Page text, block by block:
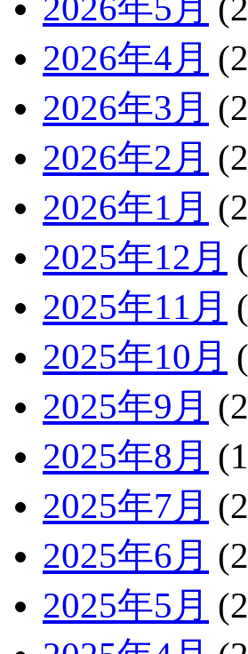
2026年4月
2026年3月
2026年2月
2026年1月
2025年12月
2025年11月
2025年10月
2025年9月
2025年8月
2025年7月
2025年6月
2025年5月